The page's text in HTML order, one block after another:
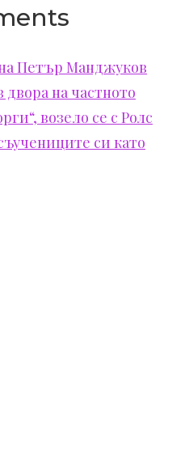
Петър Манджуков
двора на частното
возело се с Ролс
си като